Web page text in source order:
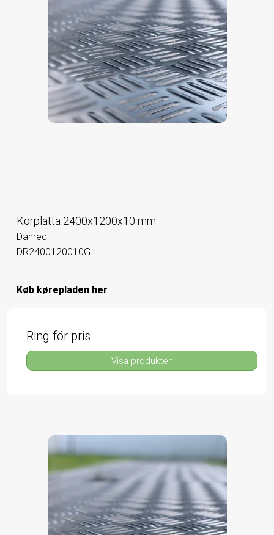
Körplatta 2400x1200x10 mm
Danrec
DR2400120010G
Køb kørepladen her
Ring för pris
Visa produkten